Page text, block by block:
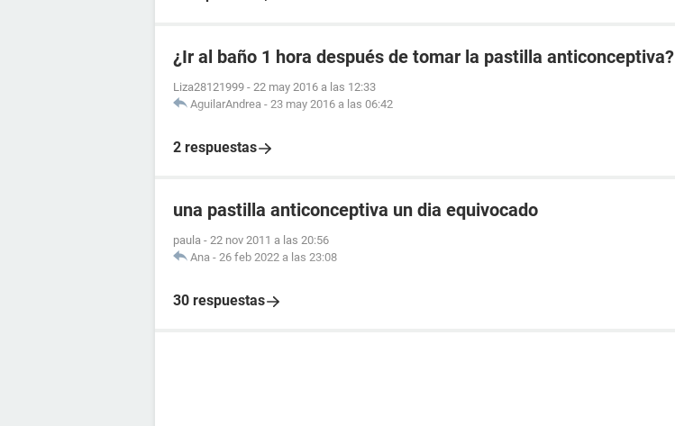
¿Ir al baño 1 hora después de tomar la pastilla anticonceptiva?
Liza28121999 - 22 may 2016 a las 12:33
AguilarAndrea - 23 may 2016 a las 06:42
2 respuestas
una pastilla anticonceptiva un dia equivocado
paula - 22 nov 2011 a las 20:56
Ana - 26 feb 2022 a las 23:08
30 respuestas